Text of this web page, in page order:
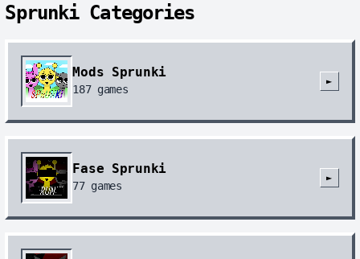
Sprunki Categories
Mods Sprunki
187games
►
Fase Sprunki
77games
►